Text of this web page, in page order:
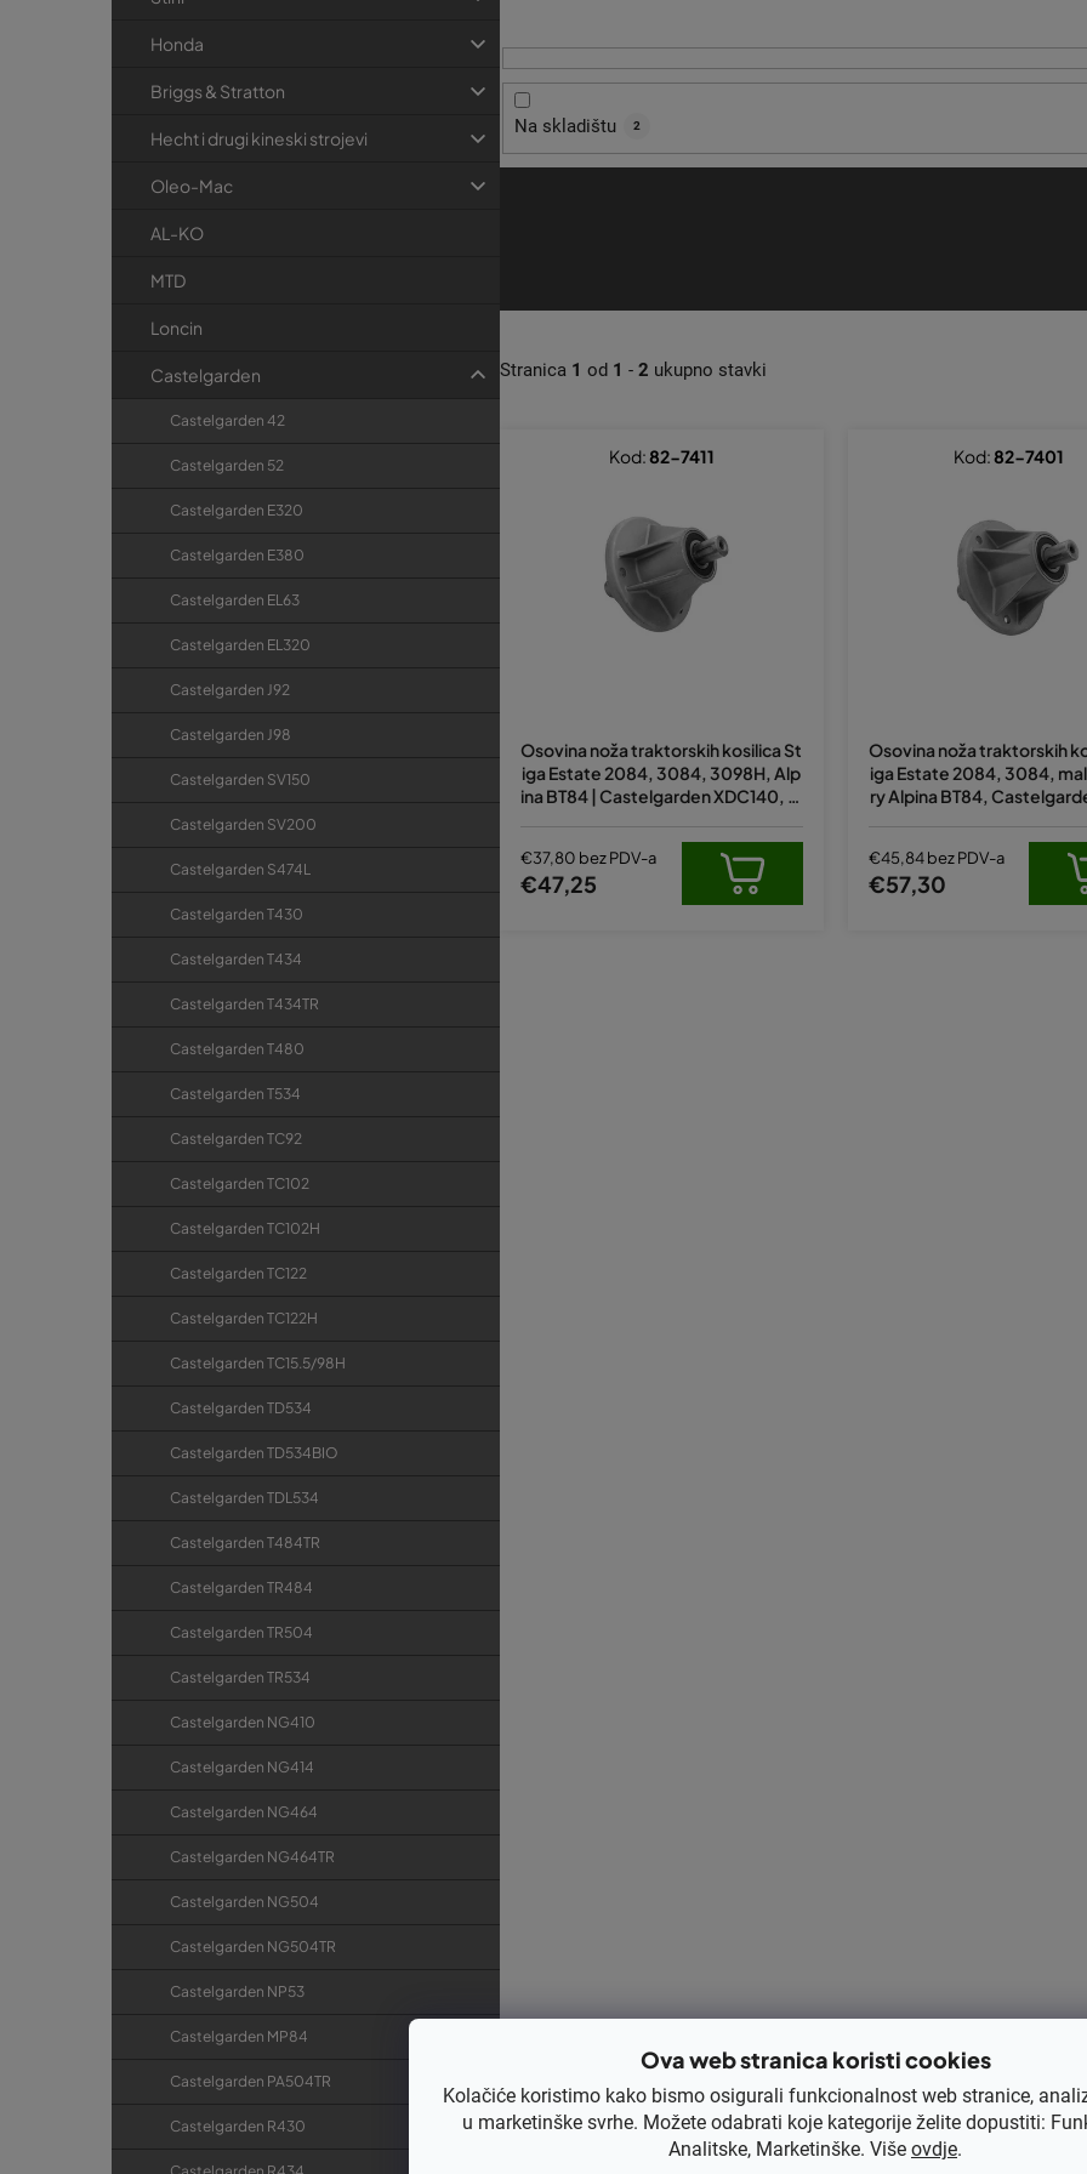
Ova web stranica koristi cookies
Kolačiće koristimo kako bismo osigurali funkcionalnost web stranice,
u marketinške svrhe. Možete odabrati koje kategorije želite dopustiti:
Analitske, Marketinške. Više ovdje.
Honda
Briggs & Stratton
Hecht i drugi kineski strojevi
Oleo-Mac
AL-KO
MTD
Loncin
Castelgarden
Castelgarden 42
Castelgarden 52
Castelgarden E320
Castelgarden E380
Castelgarden EL63
Castelgarden EL320
Castelgarden J92
Castelgarden J98
Castelgarden SV150
Castelgarden SV200
Castelgarden S474L
Castelgarden T430
Castelgarden T434
Castelgarden T434TR
Castelgarden T480
Castelgarden T534
Castelgarden TC92
Castelgarden TC102
Castelgarden TC102H
Castelgarden TC122
Castelgarden TC122H
Castelgarden TC15.5/98H
Castelgarden TD534
Castelgarden TD534BIO
Castelgarden TDL534
Castelgarden T484TR
Castelgarden TR484
Castelgarden TR504
Castelgarden TR534
Castelgarden NG410
Castelgarden NG414
Castelgarden NG464
Castelgarden NG464TR
Castelgarden NG504
Castelgarden NG504TR
Castelgarden NP53
Castelgarden MP84
Castelgarden PA504TR
Castelgarden R430
Stranica 1 od 1 - 2 ukupno stavki
Na skladištu 2
s
p
o
i
d
Osovina noža traktorskih kosilica St
iga Estate 2084, 3084, 3098H, Alp
ina BT84 | Castelgarden XDC140, M
y (382207205/0)
€37,80 bez PDV-a
€47,25
Kod:82-7411
Osovina noža traktorskih
iga Estate 2084, 3084,
ry Alpina BT84,
07206/0)
€45,84 bez PDV-a
€57,30
Kod:82-7401